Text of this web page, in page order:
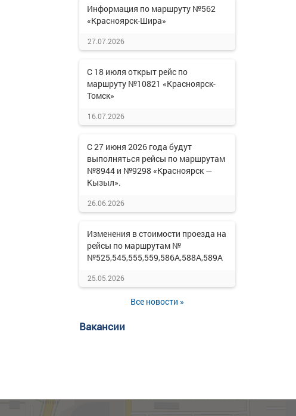
Информация по маршруту №562
«Красноярск-Шира»
27.07.2026
С 18 июля открыт рейс по
маршруту №10821 «Красноярск-
Томск»
16.07.2026
С 27 июня 2026 года будут
выполняться рейсы по маршрутам
№8944 и №9298 «Красноярск —
Кызыл».
26.06.2026
Изменения в стоимости проезда на
рейсы по маршрутам №
№525,545,555,559,586А,588А,589А
25.05.2026
Все новости »
Вакансии